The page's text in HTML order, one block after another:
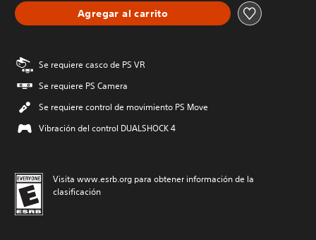
Agregar al carrito
Se requiere casco de PS VR
Se requiere PS Camera
Se requiere control de movimiento PS Move
Vibración del control DUALSHOCK 4
Visita www.esrb.org para obtener información de la
clasificación